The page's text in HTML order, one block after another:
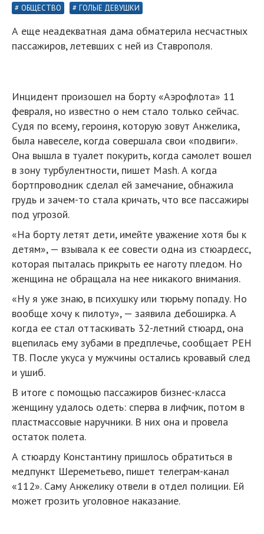
ОБЩЕСТВО ГОЛЫЕ ДЕВУШКИ
А еще неадекватная дама обматерила несчастных
пассажиров, летевших с ней из Ставрополя.
Инцидент произошел на борту «Аэрофлота» 11
февраля, но известно о нем стало только сейчас.
Судя по всему, героиня, которую зовут Анжелика,
была навеселе, когда совершала свои «подвиги».
Она вышла в туалет покурить, когда самолет вошел
в зону турбулентности, пишет Mash. А когда
бортпроводник сделал ей замечание, обнажила
грудь и зачем-то стала кричать, что все пассажиры
под угрозой.
«На борту летят дети, имейте уважение хотя бы к
детям», — взывала к ее совести одна из стюардесс,
которая пыталась прикрыть ее наготу пледом. Но
женщина не обращала на нее никакого внимания.
«Ну я уже знаю, в психушку или тюрьму попаду. Но
вообще хочу к пилоту», — заявила дебоширка. А
когда ее стал оттаскивать 32-летний стюард, она
вцепилась ему зубами в предплечье, сообщает РЕН
ТВ. После укуса у мужчины остались кровавый след
и ушиб.
В итоге с помощью пассажиров бизнес-класса
женщину удалось одеть: сперва в лифчик, потом в
пластмассовые наручники. В них она и провела
остаток полета.
А стюарду Константину пришлось обратиться в
медпункт Шереметьево, пишет телеграм-канал
«112». Саму Анжелику отвели в отдел полиции. Ей
может грозить уголовное наказание.